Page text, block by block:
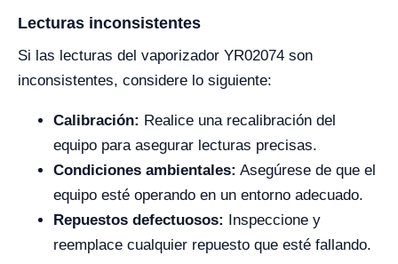
Lecturas inconsistentes
Si las lecturas del vaporizador YR02074 son
inconsistentes, considere lo siguiente:
Calibración: Realice una recalibración del
equipo para asegurar lecturas precisas.
Condiciones ambientales: Asegúrese de que el
equipo esté operando en un entorno adecuado.
Repuestos defectuosos:
Inspeccione y
reemplace cualquier repuesto que esté fallando.